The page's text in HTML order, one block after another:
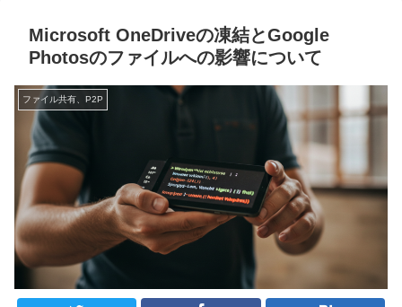
Microsoft OneDriveの凍結とGoogle
Photosのファイルへの影響について
ファイル共有、P2P